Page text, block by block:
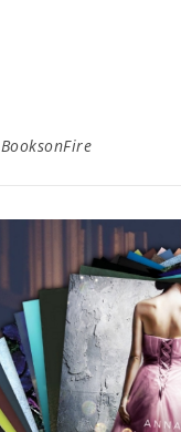
BooksonFire